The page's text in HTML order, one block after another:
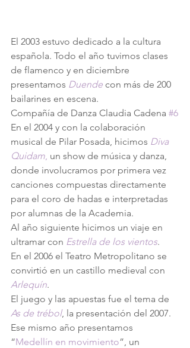
El 2003 estuvo dedicado a la cultura
española. Todo el año tuvimos clases
de flamenco y en diciembre
presentamos Duende con más de 200
bailarines en escena.
Compañía de Danza Claudia Cadena #6
En el 2004 y con la colaboración
musical de Pilar Posada, hicimos Diva
Quidam, un show de música y danza,
donde involucramos por primera vez
canciones compuestas directamente
para el coro de hadas e interpretadas
por alumnas de la Academia.
Al año siguiente hicimos un viaje en
ultramar con Estrella de los vientos.
En el 2006 el Teatro Metropolitano se
convirtió en un castillo medieval con
Arlequín.
El juego y las apuestas fue el tema de
As de trébol, la presentación del 2007.
Ese mismo año presentamos
“Medellín en movimiento”, un